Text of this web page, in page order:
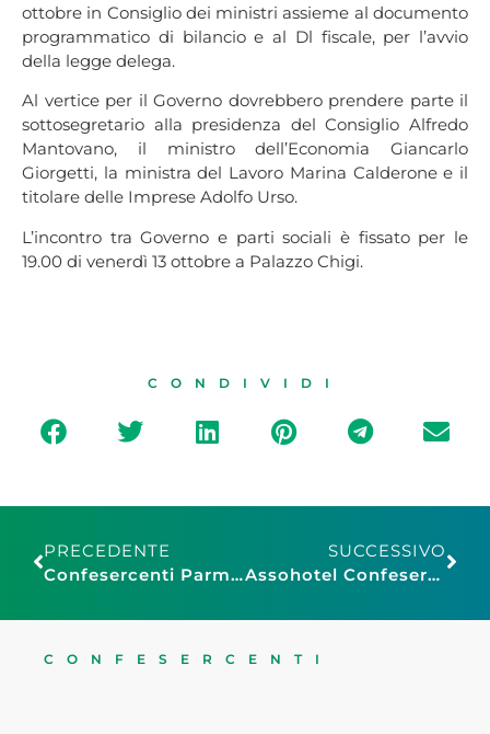
ottobre in Consiglio dei ministri assieme al documento
programmatico di bilancio e al Dl fiscale, per l’avvio
della legge delega.
Al vertice per il Governo dovrebbero prendere parte il
sottosegretario alla presidenza del Consiglio Alfredo
Mantovano, il ministro dell’Economia Giancarlo
Giorgetti, la ministra del Lavoro Marina Calderone e il
titolare delle Imprese Adolfo Urso.
L’incontro tra Governo e parti sociali è fissato per le
19.00 di venerdì 13 ottobre a Palazzo Chigi.
CONDIVIDI
PRECEDENTE
Confesercenti Parma festeggia 50 anni e lavora già al futuro. Presente la Presidente Nazionale Patrizia De Luise
SUCCESSIVO
Assohotel Confesercenti Pistoia: “Giusto chiedere azioni, ma Montecatini non è la città della perdizione”
CONFESERCENTI